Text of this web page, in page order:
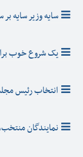
سایه وزیر سایه
يک شروع خوب
انتخاب رئيس
نمايندگان